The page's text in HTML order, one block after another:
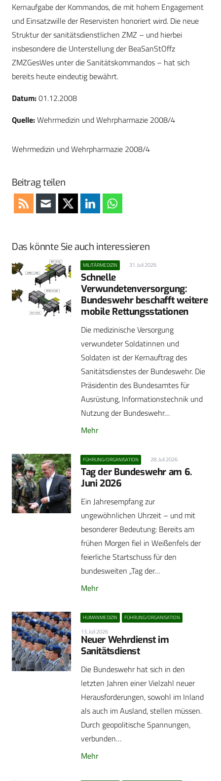
Kernaufgabe der Kommandos, die mit hohem Engagement
und Einsatzwille der Reservisten honoriert wird. Die neue
Struktur der sanitätsdienstlichen ZMZ – und hierbei
insbesondere die Unterstellung der BeaSanStOffz
ZMZGesWes unter die Sanitätskommandos – hat sich
bereits heute eindeutig bewährt.
Datum:01.12.2008
Quelle:Wehrmedizin und Wehrpharmazie 2008/4
Wehrmedizin und Wehrpharmazie 2008/4
Beitrag teilen
Das könnte Sie auch interessieren
MILITÄRMEDIZIN 31. Juli 2026
Schnelle
Verwundetenversorgung:
Bundeswehr beschafft weitere
mobile Rettungsstationen
Die medizinische Versorgung
verwundeter Soldatinnen und
Soldaten ist der Kernauftrag des
Sanitätsdienstes der Bundeswehr. Die
Präsidentin des Bundesamtes für
Ausrüstung, Informationstechnik und
Nutzung der Bundeswehr…
Mehr
FÜHRUNG/ORGANISATION 28. Juli 2026
Tag der Bundeswehr am 6.
Juni 2026
Ein Jahresempfang zur
ungewöhnlichen Uhrzeit – und mit
besonderer Bedeutung: Bereits am
frühen Morgen fiel in Weißenfels der
feierliche Startschuss für den
bundesweiten „Tag der…
Mehr
HUMANMEDIZIN FÜHRUNG/ORGANISATION
13. Juli 2026
Neuer Wehrdienst im
Sanitätsdienst
Die Bundeswehr hat sich in den
letzten Jahren einer Vielzahl neuer
Herausforderungen, sowohl im Inland
als auch im Ausland, stellen müssen.
Durch geopolitische Spannungen,
verbunden…
Mehr